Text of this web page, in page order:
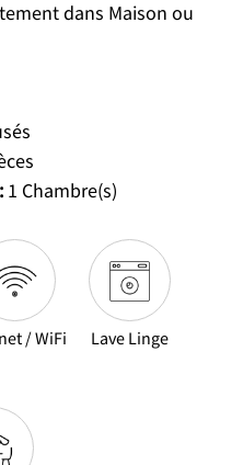
dans Maison ou
: 1 Chambre(s)
/ WiFi Lave Linge